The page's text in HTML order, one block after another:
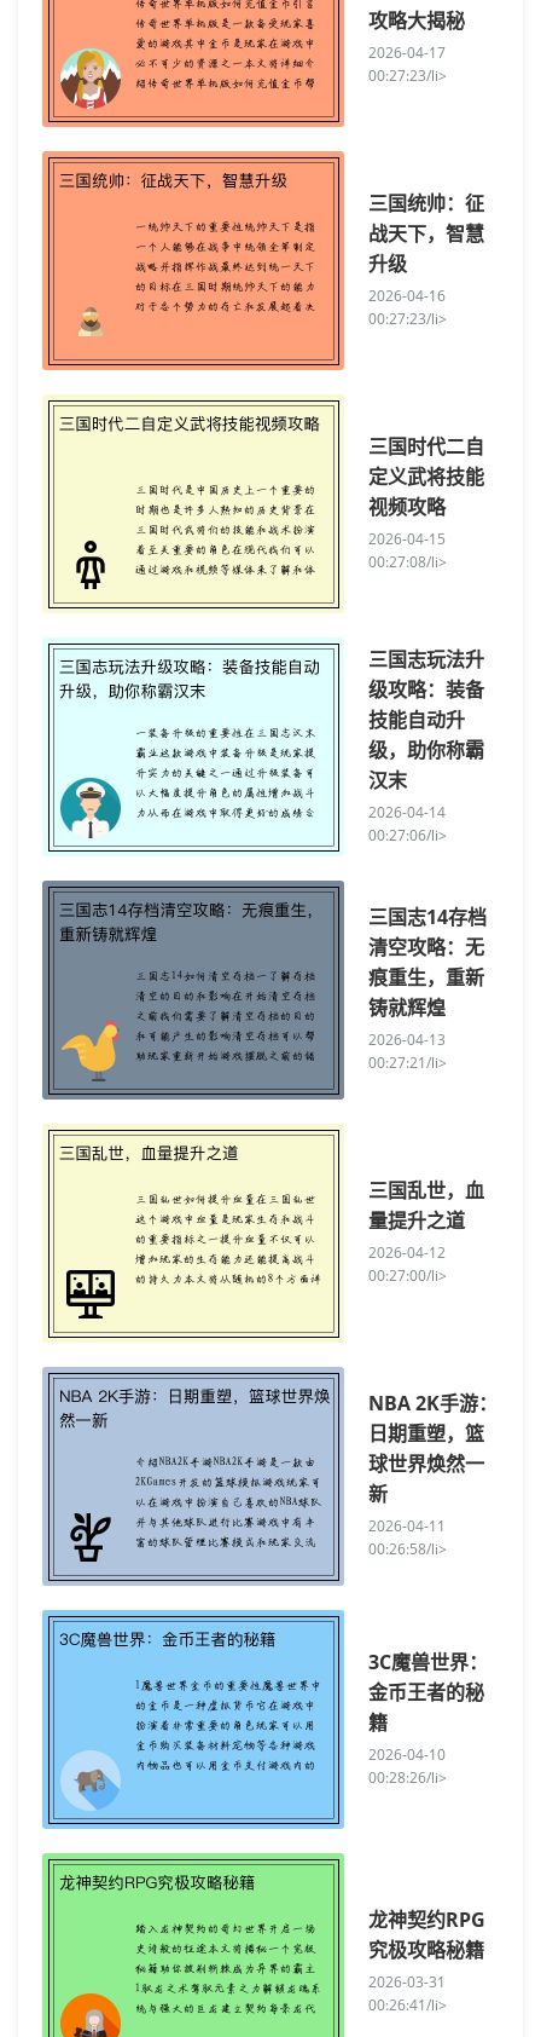
攻略大揭秘
2026-04-17
00:27:23/li>
三国统帅：征
战天下，智慧
升级
2026-04-16
00:27:23/li>
三国时代二自
定义武将技能
视频攻略
2026-04-15
00:27:08/li>
三国志玩法升
级攻略：装备
技能自动升
级，助你称霸
汉末
2026-04-14
00:27:06/li>
三国志14存档
清空攻略：无
痕重生，重新
铸就辉煌
2026-04-13
00:27:21/li>
三国乱世，血
量提升之道
2026-04-12
00:27:00/li>
NBA 2K手游：
日期重塑，篮
球世界焕然一
新
2026-04-11
00:26:58/li>
3C魔兽世界：
金币王者的秘
籍
2026-04-10
00:28:26/li>
龙神契约RPG
究极攻略秘籍
2026-03-31
00:26:41/li>